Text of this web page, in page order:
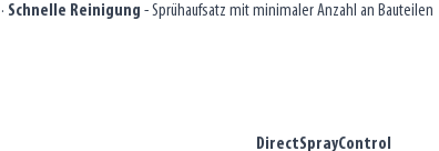
· Schnelle Reinigung - Sprühaufsatz mit minimaler Anzahl an Bauteilen
DirectSprayControl